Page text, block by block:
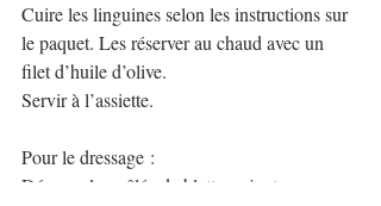
Cuire les linguines selon les instructions sur
le paquet. Les réserver au chaud avec un
filet d’huile d’olive.
Servir à l’assiette.
Pour le dressage :
Déposer la poêlée de blettes, ajouter par-